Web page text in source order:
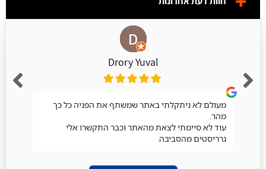
Drory Yuval
מעולם לא ניתקלתי באתר שמשתף את הפניה כל כך
מהר.
עוד לא סיימתי לצאת מהאתר וכבר התקשרו אלי
גרריסטים מהסביבה.